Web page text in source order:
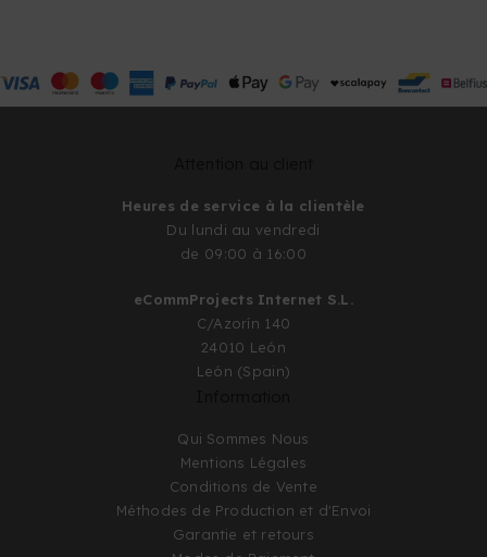
Heures de service à la clientèle
Du lundi au vendredi
de 09:00 à 16:00
eCommProjects Internet S.L.
C/Azorín 140
24010 León
León (Spain)
Qui Sommes Nous
Mentions Légales
Conditions de Vente
Méthodes de Production et d'Envoi
Garantie et retours